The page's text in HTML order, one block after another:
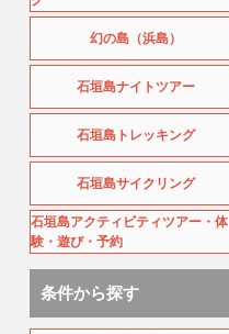
幻の島（浜島）
石垣島ナイトツアー
石垣島トレッキング
石垣島サイクリング
石垣島アクティビティツアー・体
験・遊び・予約
条件から探す